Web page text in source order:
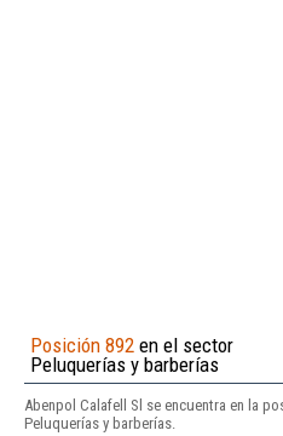
Posición 892 en el sector
Peluquerías y barberías
Abenpol Calafell Sl se encuentra en la
Peluquerías y barberías.